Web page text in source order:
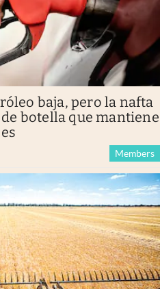
baja, pero la nafta
botella que mantiene
Members